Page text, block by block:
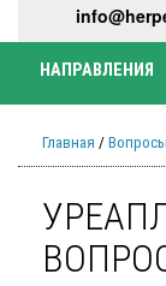
НАПРАВЛЕНИЯ
Главная /